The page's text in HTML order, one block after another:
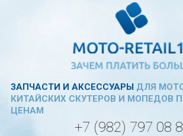
ЗАПЧАСТИ И АКСЕССУАРЫДЛЯ
КИТАЙСКИХ СКУТЕРОВ И МОПЕДОВ
ЦЕНАМ
+7 (982) 797 08